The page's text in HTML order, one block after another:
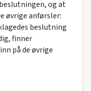
og at
øvrige anførsler:
beslutning
finner
på de øvrige